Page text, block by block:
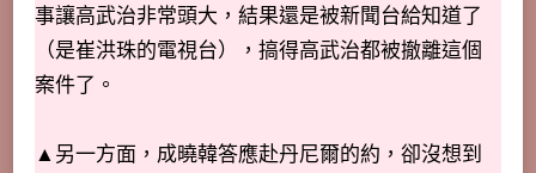
事讓高武治非常頭大，結果還是被新聞台給知道了
（是崔洪珠的電視台），搞得高武治都被撤離這個
案件了。
▲另一方面，成曉韓答應赴丹尼爾的約，卻沒想到